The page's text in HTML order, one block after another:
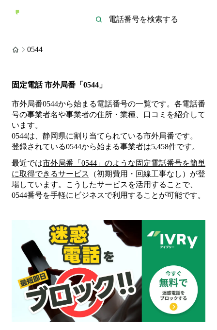
0544
固定電話 市外局番「0544」
市外局番0544から始まる電話番号の一覧です。各電話番
号の事業者名や事業者の住所・業種、口コミを紹介して
います。
0544は、静岡県に割り当てられている市外局番です。
登録されている0544から始まる事業者は5,458件です。
最近では市外局番「 0544 」のような固定電話番号を簡単
に取得できるサービス
（初期費用・回線工事なし）が登
場しています。こうしたサービスを活用することで、
0544番号を手軽にビジネスで利用することが可能です。